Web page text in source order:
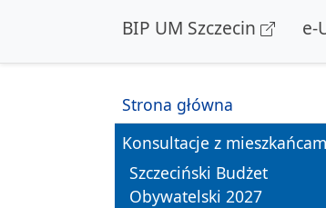
BIP UM Szczecin e-
Strona główna
Konsultacje z
Szczeciński Budżet
Obywatelski 2027